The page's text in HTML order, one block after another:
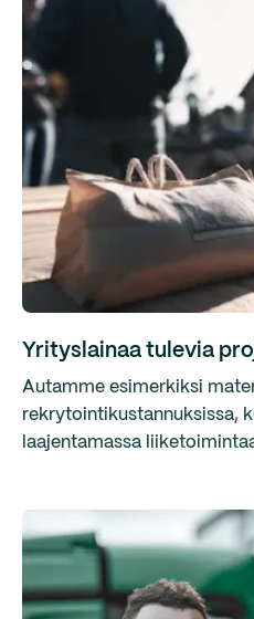
Yrityslainaa tulevia
Autamme esimerkiksi
rekrytointikustannuksissa,
laajentamassa